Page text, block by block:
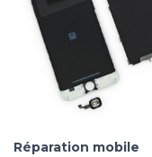
Réparation mobile